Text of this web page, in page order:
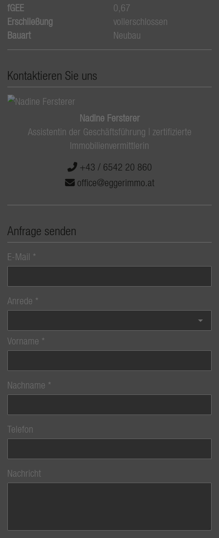
fGEE
0,67
Erschließung
vollerschlossen
Bauart
Neubau
Kontaktieren Sie uns
Nadine Fersterer
Assistentin der Geschäftsführung | zertifizierte
Immobilienvermittlerin
+43 / 6542 20 860
office@eggerimmo.at
Anfrage senden
E-Mail
Anrede
Vorname
Nachname
Telefon
Nachricht